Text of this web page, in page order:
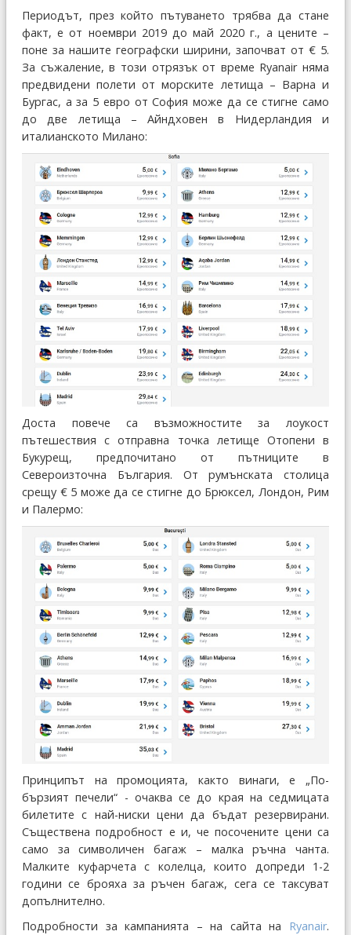
Периодът, през който пътуването трябва да стане
факт, е от ноември 2019 до май 2020 г., а цените –
поне за нашите географски ширини, започват от € 5.
За съжаление, в този отрязък от време Ryanair няма
предвидени полети от морските летища – Варна и
Бургас, а за 5 евро от София може да се стигне само
до две летища – Айндховен в Нидерландия и
италианското Милано:
Доста повече са възможностите за лоукост
пътешествия с отправна точка летище Отопени в
Букурещ, предпочитано от пътниците в
Североизточна България. От румънската столица
срещу € 5 може да се стигне до Брюксел, Лондон, Рим
и Палермо:
Принципът на промоцията, както винаги, е „По-
бързият печели“ - очаква се до края на седмицата
билетите с най-ниски цени да бъдат резервирани.
Съществена подробност е и, че посочените цени са
само за символичен багаж – малка ръчна чанта.
Малките куфарчета с колелца, които допреди 1-2
години се брояха за ръчен багаж, сега се таксуват
допълнително.
Подробности за кампанията – на сайта на Ryanair.